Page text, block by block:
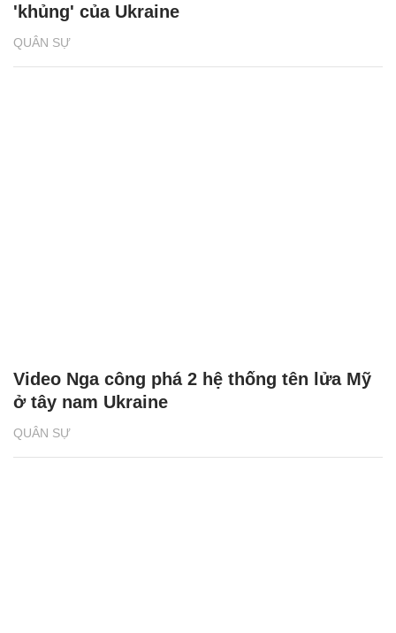
QUÂN SỰ
'khủng' của Ukraine
QUÂN SỰ
Video Nga công phá 2 hệ thống tên lửa Mỹ
ở tây nam Ukraine